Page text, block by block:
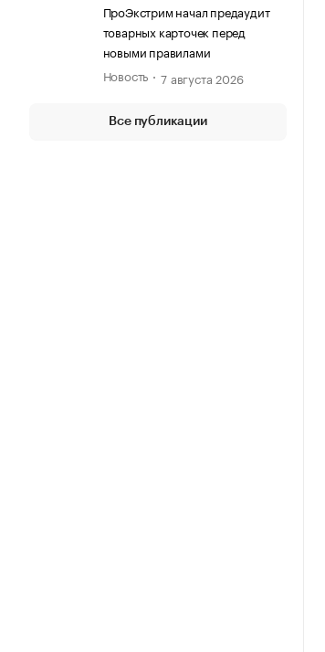
ПроЭкстрим начал предаудит
товарных карточек перед
новыми правилами
Новость
7 августа 2026
Все публикации